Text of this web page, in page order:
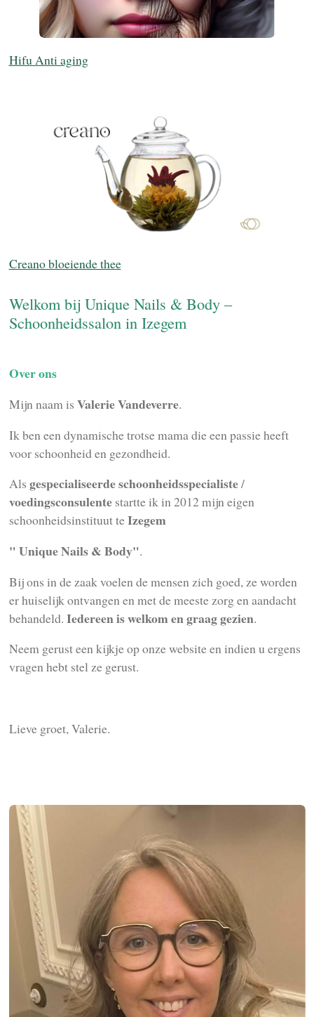
Hifu Anti aging
Creano bloeiende thee
Welkom bij Unique Nails & Body –
Schoonheidssalon in Izegem
Over ons
Mijn naam is Valerie Vandeverre.
Ik ben een dynamische trotse mama die een passie heeft
voor schoonheid en gezondheid.
Als gespecialiseerde schoonheidsspecialiste/
voedingsconsulentestartte ik in 2012 mijn eigen
schoonheidsinstituut teIzegem
" Unique Nails & Body".
Bij ons in de zaak voelen de mensen zich goed, ze worden
er huiselijk ontvangen en met de meeste zorg en aandacht
behandeld. Iedereen is welkom en graag gezien.
Neem gerust een kijkje op onze website en indien u ergens
vragen hebt stel ze gerust.
Lieve groet, Valerie.